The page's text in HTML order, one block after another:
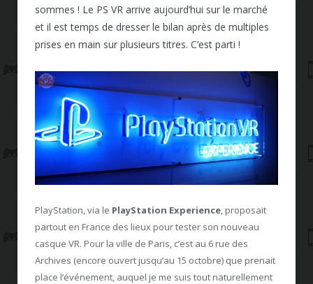
sommes ! Le PS VR arrive aujourd’hui sur le marché
et il est temps de dresser le bilan après de multiples
prises en main sur plusieurs titres. C’est parti !
PlayStation, via le PlayStation Experience, proposait
partout en France des lieux pour tester son nouveau
casque VR. Pour la ville de Paris, c’est au 6 rue des
Archives (encore ouvert jusqu’au 15 octobre) que prenait
place l’événement, auquel je me suis tout naturellement